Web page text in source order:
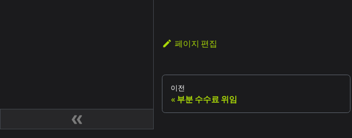
페이지 편집
이전
부분 수수료 위임